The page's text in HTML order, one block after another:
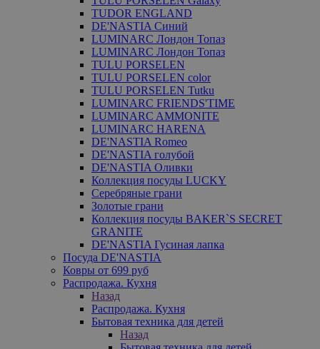
TUDOR ENGLAND
DE'NASTIA Синий
LUMINARC Лондон Топаз
LUMINARC Лондон Топаз
TULU PORSELEN
TULU PORSELEN color
TULU PORSELEN Tutku
LUMINARC FRIENDS'TIME
LUMINARC AMMONITE
LUMINARC HARENA
DE'NASTIA Romeo
DE'NASTIA голубой
DE'NASTIA Оливки
Коллекция посуды LUCKY
Серебряные грани
Золотые грани
Коллекция посуды BAKER`S SECRET
GRANITE
DE'NASTIA Гусиная лапка
Посуда DE'NASTIA
Ковры от 699 руб
Распродажа. Кухня
Назад
Распродажа. Кухня
Бытовая техника для детей
Назад